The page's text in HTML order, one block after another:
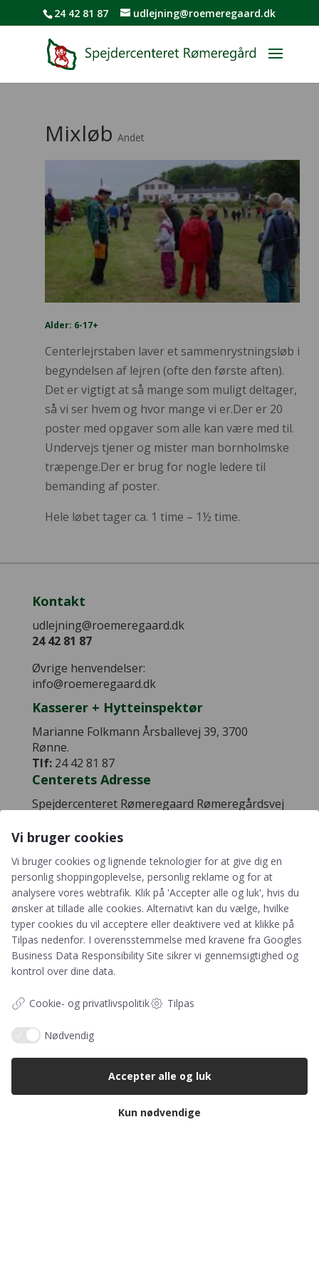
24 42 81 87 udlejning@roemeregaard.dk
Mixløb Andet
Alder: 6-17+
Centerlejrstaben laver et sammenrystningsløb i
begyndelsen af lejren (ofte den første aften).
Det er vigtigt at så mange som muligt deltager,
så vi ser hvem og hvor mange vi er.Der er 20
poster med opgaver som alle kan være med til.
Undervejs tjener og mister man bornholmske
træpenge.Der er brug for nogle ledere til
bemanding af poster.
Hele løbet tager ca. 1 time – 1½ time.
Kontakt
udlejning@roemeregaard.dk
24 42 81 87
Øvrige henvendelser:
info@roemeregaard.dk
Kasserer + Hytteinspektør
Marianne Folkmann Årsballevej 39, 3700
Rønne.
Tlf:24 42 81 87
Centerets Adresse
Spejdercenteret Rømeregaard Rømeregårdsvej
Spejdercenteret Rømeregård
Ejes af Bornholms Distrikt – KFUM-Spejderne i
Danmark. Centeret drives af frivillige og er en
non-profit organisation.
Vi bruger cookies
Vi bruger cookies og lignende teknologier for at give dig en
personlig shoppingoplevelse, personlig reklame og for at
analysere vores webtrafik. Klik på 'Accepter alle og luk', hvis du
ønsker at tillade alle cookies. Alternativt kan du vælge, hvilke
typer cookies du vil acceptere eller deaktivere ved at klikke på
Tilpas nedenfor. I overensstemmelse med kravene fra Googles
Business Data Responsibility Site sikrer vi gennemsigtighed og
kontrol over dine data.
Cookie- og privatlivspolitik Tilpas
Nødvendig
Kun nødvendige
Accepter alle og luk